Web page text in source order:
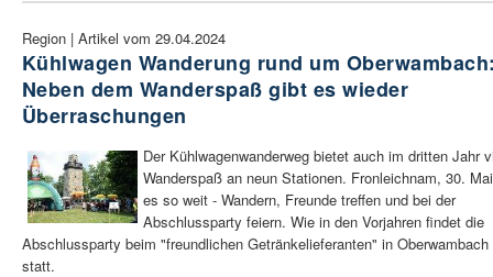
Region | Artikel vom 29.04.2024
Kühlwagen Wanderung rund um
Neben dem Wanderspaß gibt es wieder
Überraschungen
Der Kühlwagenwanderweg bietet auch im dritten Jahr
Wanderspaß an neun Stationen. Fronleichnam, 30.
es so weit - Wandern, Freunde treffen und bei der
Abschlussparty feiern. Wie in den Vorjahren findet die
Abschlussparty beim "freundlichen Getränkelieferanten" in Oberwambach
statt.